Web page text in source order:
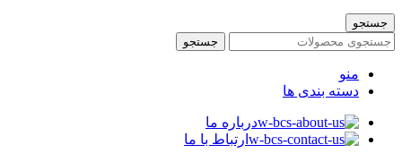
جستجو
جستجو
منو
دسته بندی ها
درباره ما
ارتباط با ما